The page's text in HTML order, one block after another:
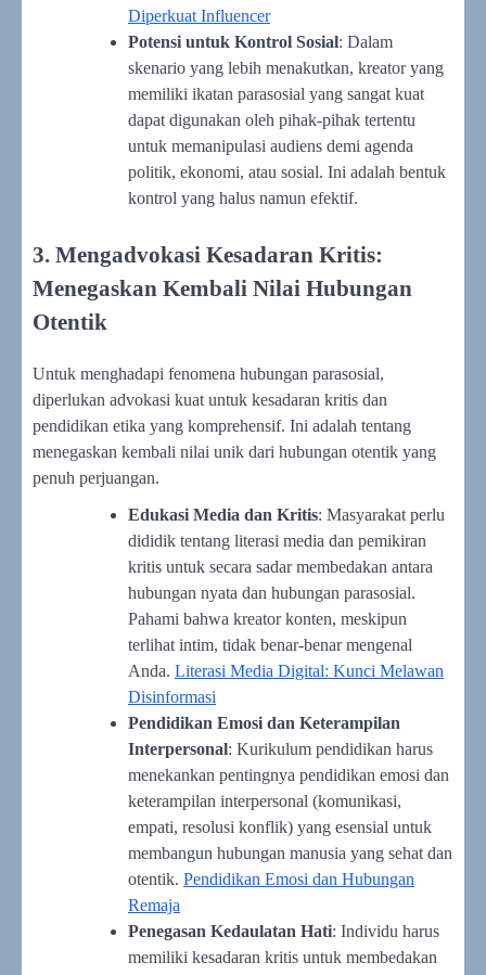
Diperkuat Influencer
Potensi untuk Kontrol Sosial: Dalam
skenario yang lebih menakutkan, kreator yang
memiliki ikatan parasosial yang sangat kuat
dapat digunakan oleh pihak-pihak tertentu
untuk memanipulasi audiens demi agenda
politik, ekonomi, atau sosial. Ini adalah bentuk
kontrol yang halus namun efektif.
3. Mengadvokasi Kesadaran Kritis:
Menegaskan Kembali Nilai Hubungan
Otentik
Untuk menghadapi fenomena hubungan parasosial,
diperlukan advokasi kuat untuk kesadaran kritis dan
pendidikan etika yang komprehensif. Ini adalah tentang
menegaskan kembali nilai unik dari hubungan otentik yang
penuh perjuangan.
Edukasi Media dan Kritis: Masyarakat perlu
dididik tentang literasi media dan pemikiran
kritis untuk secara sadar membedakan antara
hubungan nyata dan hubungan parasosial.
Pahami bahwa kreator konten, meskipun
terlihat intim, tidak benar-benar mengenal
Anda. Literasi Media Digital: Kunci Melawan
Disinformasi
Pendidikan Emosi dan Keterampilan
Interpersonal: Kurikulum pendidikan harus
menekankan pentingnya pendidikan emosi dan
keterampilan interpersonal (komunikasi,
empati, resolusi konflik) yang esensial untuk
membangun hubungan manusia yang sehat dan
otentik. Pendidikan Emosi dan Hubungan
Remaja
Penegasan Kedaulatan Hati: Individu harus
memiliki kesadaran kritis untuk membedakan